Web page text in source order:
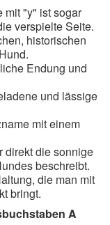
mit "y" ist sogar
verspielte Seite.
historischen
Endung und
und lässige
mit einem
direkt die sonnige
beschreibt.
die man mit
bringt.
A